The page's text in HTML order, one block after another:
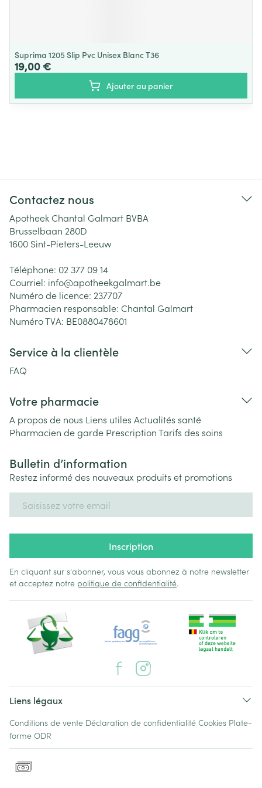
Suprima 1205 Slip Pvc Unisex Blanc T36
19,00 €
Ajouter au panier
Contactez nous
Apotheek Chantal Galmart BVBA
Brusselbaan 280D
1600 Sint-Pieters-Leeuw
Téléphone: 02 377 09 14
Courriel: info@apotheekgalmart.be
Numéro de licence: 237707
Pharmacien responsable: Chantal Galmart
Numéro TVA: BE0880478601
Service à la clientèle
FAQ
Votre pharmacie
A propos de nous Liens utiles Actualités santé
Pharmacien de garde PrescriptionTarifs des soins
Bulletin d’information
Restez informé des nouveaux produits et promotions
Inscription
En cliquant sur s'abonner, vous vous abonnez à notre newsletter
et acceptez notre politique de confidentialité.
Liens légaux
Conditions de vente Déclaration de confidentialité Cookies Plate-
forme ODR